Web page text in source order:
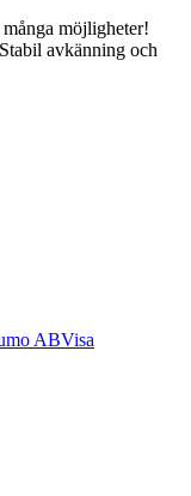
möjligheter!
avkänning och
Visa